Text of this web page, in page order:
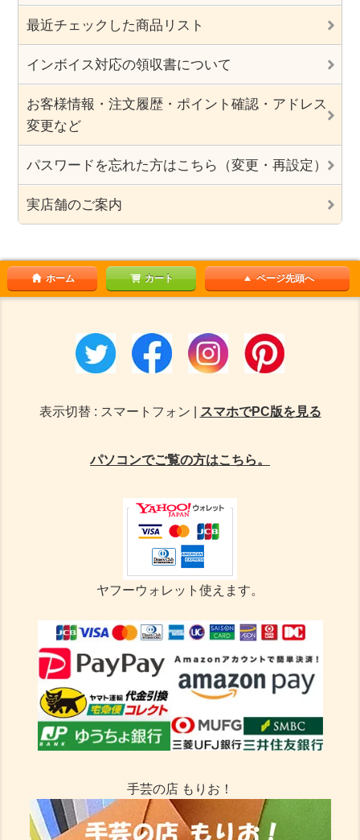
最近チェックした商品リスト
インボイス対応の領収書について
お客様情報・注文履歴・ポイント確認・アドレス
変更など
パスワードを忘れた方はこちら（変更・再設定）
実店舗のご案内
ホーム カート ページ先頭へ
表示切替 : スマートフォン | スマホでPC版を見る
パソコンでご覧の方はこちら。
ヤフーウォレット使えます。
手芸の店 もりお！